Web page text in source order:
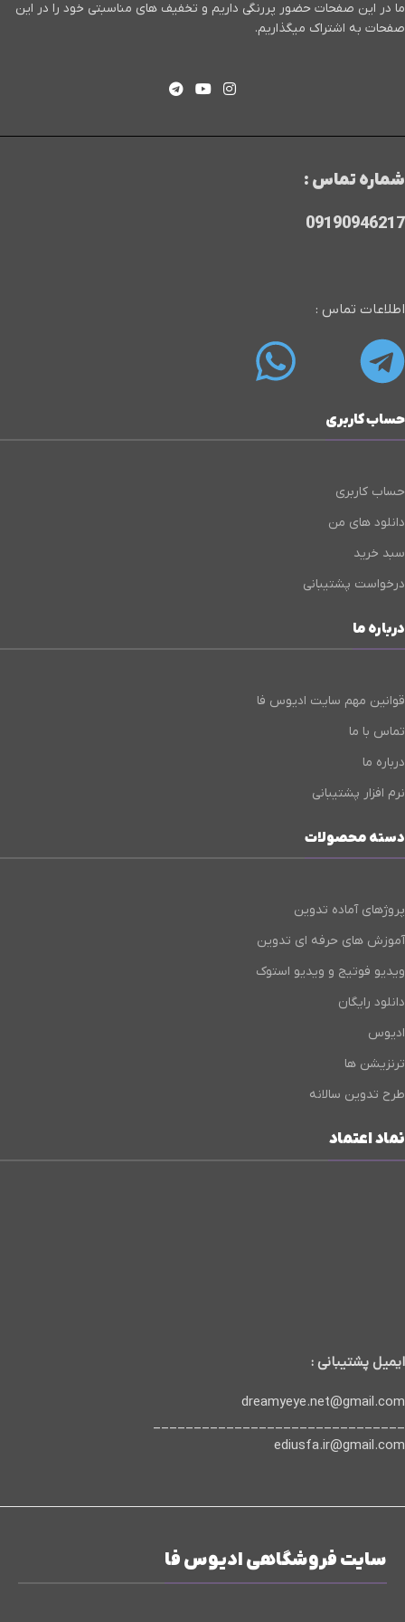
ما در این صفحات حضور پررنگی داریم و تخفیف های مناسبتی خود را در این
صفحات به اشتراک میگذاریم.
شماره تماس :
09190946217
اطلاعات تماس :
حساب کاربری
حساب کاربری
دانلود های من
سبد خرید
درخواست پشتیبانی
درباره ما
قوانین مهم سایت ادیوس فا
تماس با ما
درباره ما
نرم افزار پشتیبانی
دسته محصولات
پروژهای آماده تدوین
آموزش های حرفه ای تدوین
ویدیو فوتیج و ویدیو استوک
دانلود رایگان
ادیوس
ترنزیشن ها
طرح تدوین سالانه
نماد اعتماد
ایمیل پشتیبانی :
dreamyeye.net@gmail.com
_______________________________
ediusfa.ir@gmail.com
سایت فروشگاهی ادیوس فا